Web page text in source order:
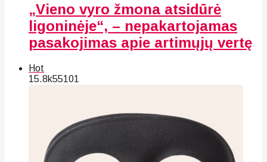
„Vieno vyro žmona atsidūrė
ligoninėje“, – nepakartojamas
pasakojimas apie artimųjų vertę
Hot
15.8k55101